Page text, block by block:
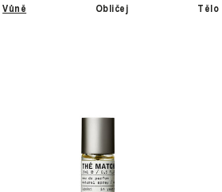
Vůně Obličej Tělo